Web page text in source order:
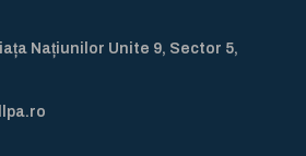
Națiunilor Unite 9, Sector 5,